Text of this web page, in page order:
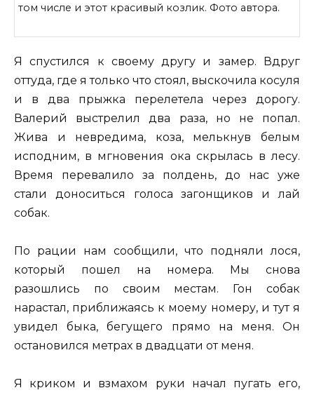
том числе и этот красивый козлик. Фото автора.
Я спустился к своему другу и замер. Вдруг
оттуда, где я только что стоял, выскочила косуля
и в два прыжка перелетела через дорогу.
Валерий выстрелил два раза, но не попал.
Жива и невредима, коза, мелькнув белым
исподним, в мгновения ока скрылась в лесу.
Время перевалило за полдень, до нас уже
стали доноситься голоса загонщиков и лай
собак.
По рации нам сообщили, что подняли лося,
который пошел на номера. Мы снова
разошлись по своим местам. Гон собак
нарастал, приближаясь к моему номеру, и тут я
увидел быка, бегущего прямо на меня. Он
остановился метрах в двадцати от меня.
Я криком и взмахом руки начал пугать его,